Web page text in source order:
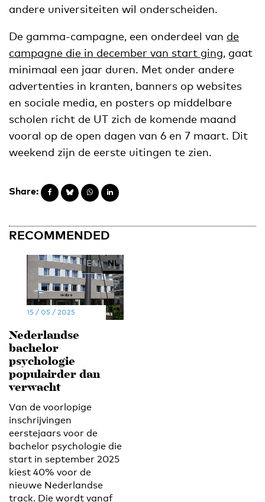
andere universiteiten wil onderscheiden.
De gamma-campagne, een onderdeel van de
campagne die in december van start ging, gaat
minimaal een jaar duren. Met onder andere
advertenties in kranten, banners op websites
en sociale media, en posters op middelbare
scholen richt de UT zich de komende maand
vooral op de open dagen van 6 en 7 maart. Dit
weekend zijn de eerste uitingen te zien.
Share:
RECOMMENDED
EN NL
15 / 05 / 2025
Nederlandse
bachelor
psychologie
populairder dan
verwacht
Van de voorlopige
inschrijvingen
eerstejaars voor de
bachelor psychologie die
start in september 2025
kiest 40% voor de
nieuwe Nederlandse
track. Die wordt vanaf